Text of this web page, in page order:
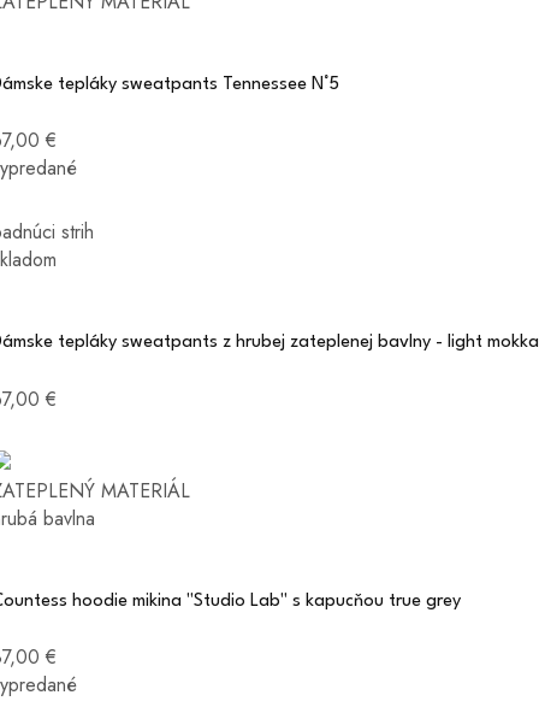
tepláky sweatpants Tennessee N°5
€
strih
tepláky sweatpants z hrubej zateplenej bavlny - light mokka
€
MATERIÁL
bavlna
hoodie mikina "Studio Lab" s kapucňou true grey
€